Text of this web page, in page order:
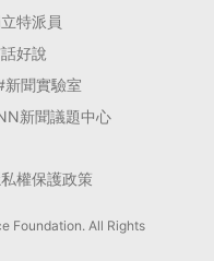
特派員
好說
新聞實驗室
新聞議題中心
權保護政策
Foundation. All Rights